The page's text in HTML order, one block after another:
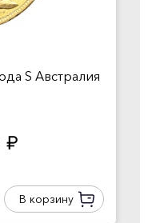
S Австралия
руб.
В корзину